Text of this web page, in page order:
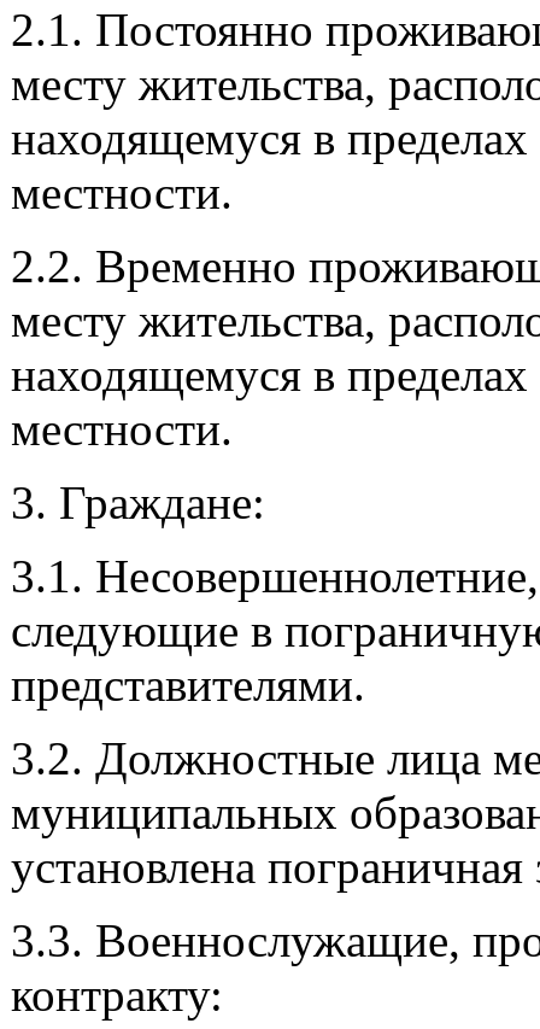
2.1. Постоянно
месту жительства,
находящемуся в
местности.
2.2. Временно
месту жительства,
находящемуся в
местности.
3. Граждане:
3.1.
следующие в
представителями.
3.2. Должностные лица
муниципальных
установлена пограничная
3.3. Военнослужащие,
контракту: